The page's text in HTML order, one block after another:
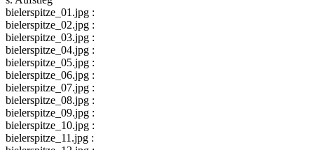
bielerspitze_01.jpg :
bielerspitze_02.jpg :
bielerspitze_03.jpg :
bielerspitze_04.jpg :
bielerspitze_05.jpg :
bielerspitze_06.jpg :
bielerspitze_07.jpg :
bielerspitze_08.jpg :
bielerspitze_09.jpg :
bielerspitze_10.jpg :
bielerspitze_11.jpg :